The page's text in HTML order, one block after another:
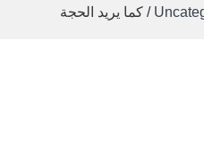
/ كما يريد الحجة